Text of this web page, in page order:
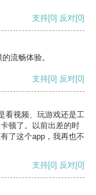
支持[0] 反对[0]
流畅体验。
支持[0] 反对[0]
看视频、玩游戏还是工
顿了。以前出差的时
了这个app，我再也不
支持[0] 反对[0]